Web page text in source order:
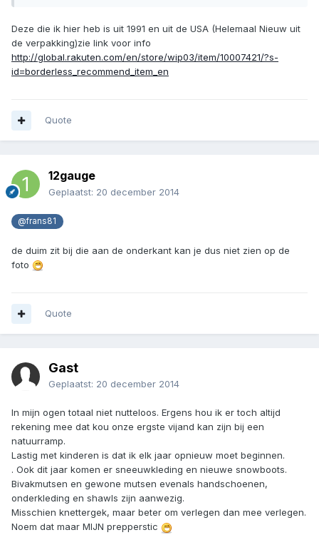
Deze die ik hier heb is uit 1991 en uit de USA (Helemaal Nieuw uit
de verpakking)zie link voor info
http://global.rakuten.com/en/store/wip03/item/10007421/?s-
id=borderless_recommend_item_en
Quote
12gauge
Geplaatst: 20 december 2014
@frans81
de duim zit bij die aan de onderkant kan je dus niet zien op de
foto
Quote
Gast
Geplaatst: 20 december 2014
In mijn ogen totaal niet nutteloos. Ergens hou ik er toch altijd
rekening mee dat kou onze ergste vijand kan zijn bij een
natuurramp.
Lastig met kinderen is dat ik elk jaar opnieuw moet beginnen.
. Ook dit jaar komen er sneeuwkleding en nieuwe snowboots.
Bivakmutsen en gewone mutsen evenals handschoenen,
onderkleding en shawls zijn aanwezig.
Misschien knettergek, maar beter om verlegen dan mee verlegen.
Noem dat maar MIJN prepperstic